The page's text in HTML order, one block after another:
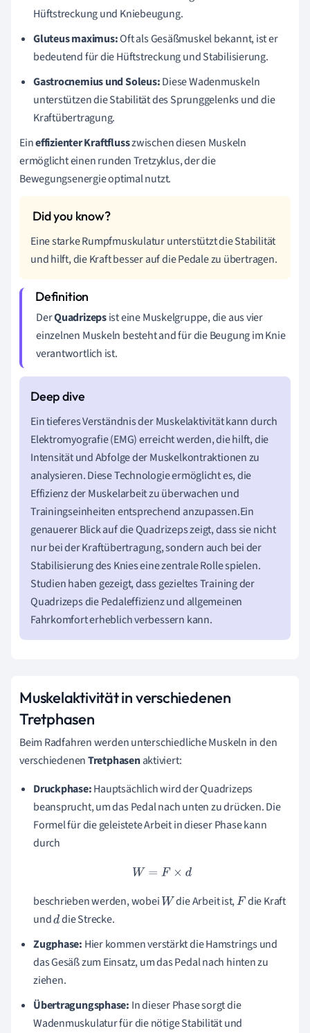
Hüftstreckung und Kniebeugung.
Gluteus maximus:Oft als Gesäßmuskel bekannt, ist er
bedeutend für die Hüftstreckung und Stabilisierung.
Gastrocnemius und Soleus:Diese Wadenmuskeln
unterstützen die Stabilität des Sprunggelenks und die
Kraftübertragung.
Eineffizienter Kraftflusszwischen diesen Muskeln
ermöglicht einen runden Tretzyklus, der die
Bewegungsenergie optimal nutzt.
Eine starke Rumpfmuskulatur unterstützt die Stabilität
und hilft, die Kraft besser auf die Pedale zu übertragen.
DerQuadrizepsist eine Muskelgruppe, die aus vier
einzelnen Muskeln besteht and für die Beugung im Knie
verantwortlich ist.
Ein tieferes Verständnis der Muskelaktivität kann durch
Elektromyografie (EMG) erreicht werden, die hilft, die
Intensität und Abfolge der Muskelkontraktionen zu
analysieren. Diese Technologie ermöglicht es, die
Effizienz der Muskelarbeit zu überwachen und
Trainingseinheiten entsprechend anzupassen.Ein
genauerer Blick auf die Quadrizeps zeigt, dass sie nicht
nur bei der Kraftübertragung, sondern auch bei der
Stabilisierung des Knies eine zentrale Rolle spielen.
Studien haben gezeigt, dass gezieltes Training der
Quadrizeps die Pedaleffizienz und allgemeinen
Fahrkomfort erheblich verbessern kann.
Muskelaktivität in verschiedenen
Tretphasen
Beim Radfahren werden unterschiedliche Muskeln in den
verschiedenenTretphasenaktiviert:
Druckphase:Hauptsächlich wird der Quadrizeps
beansprucht, um das Pedal nach unten zu drücken. Die
Formel für die geleistete Arbeit in dieser Phase kann
durch
W= F× d
beschrieben werden, wobei W die Arbeit ist,F die Kraft
undddie Strecke.
Zugphase: Hier kommen verstärkt die Hamstrings und
das Gesäß zum Einsatz, um das Pedal nach hinten zu
ziehen.
Übertragungsphase: In dieser Phase sorgt die
Wadenmuskulatur für die nötige Stabilität und